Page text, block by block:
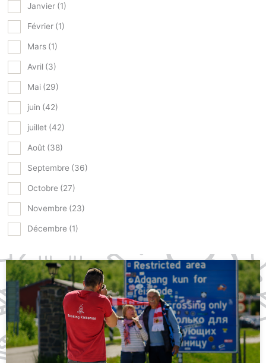
Janvier (1)
Février (1)
Mars (1)
Avril (3)
Mai (29)
juin (42)
juillet (42)
Août (38)
Septembre (36)
Octobre (27)
Novembre (23)
Décembre (1)